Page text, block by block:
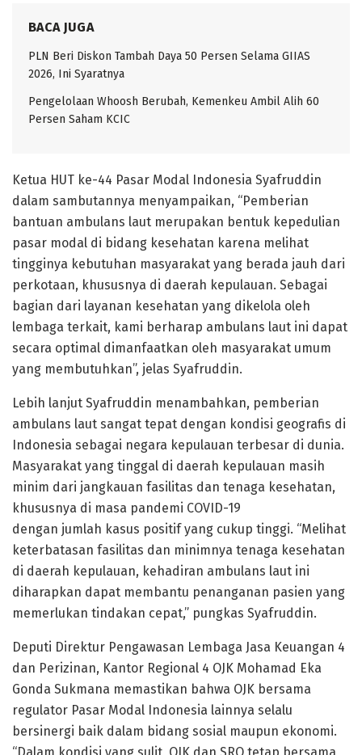
BACA JUGA
PLN Beri Diskon Tambah Daya 50 Persen Selama GIIAS
2026, Ini Syaratnya
Pengelolaan Whoosh Berubah, Kemenkeu Ambil Alih 60
Persen Saham KCIC
Ketua HUT ke-44 Pasar Modal Indonesia Syafruddin
dalam sambutannya menyampaikan, “Pemberian
bantuan ambulans laut merupakan bentuk kepedulian
pasar modal di bidang kesehatan karena melihat
tingginya kebutuhan masyarakat yang berada jauh dari
perkotaan, khususnya di daerah kepulauan. Sebagai
bagian dari layanan kesehatan yang dikelola oleh
lembaga terkait, kami berharap ambulans laut ini dapat
secara optimal dimanfaatkan oleh masyarakat umum
yang membutuhkan”, jelas Syafruddin.
Lebih lanjut Syafruddin menambahkan, pemberian
ambulans laut sangat tepat dengan kondisi geografis di
Indonesia sebagai negara kepulauan terbesar di dunia.
Masyarakat yang tinggal di daerah kepulauan masih
minim dari jangkauan fasilitas dan tenaga kesehatan,
khususnya di masa pandemi COVID-19
dengan jumlah kasus positif yang cukup tinggi. “Melihat
keterbatasan fasilitas dan minimnya tenaga kesehatan
di daerah kepulauan, kehadiran ambulans laut ini
diharapkan dapat membantu penanganan pasien yang
memerlukan tindakan cepat,” pungkas Syafruddin.
Deputi Direktur Pengawasan Lembaga Jasa Keuangan 4
dan Perizinan, Kantor Regional 4 OJK Mohamad Eka
Gonda Sukmana memastikan bahwa OJK bersama
regulator Pasar Modal Indonesia lainnya selalu
bersinergi baik dalam bidang sosial maupun ekonomi.